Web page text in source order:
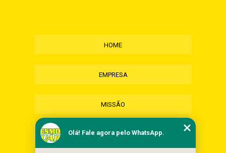
HOME
EMPRESA
MISSÃO
SERVIÇOS
Olá! Fale agora pelo WhatsApp.